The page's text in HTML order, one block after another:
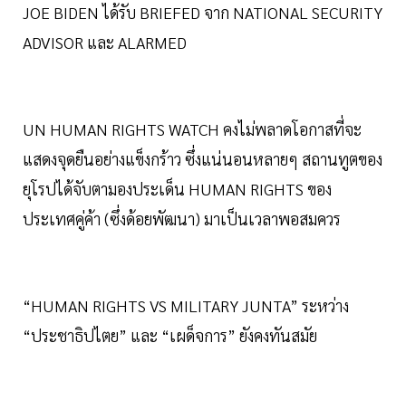
JOE BIDEN ได้รับ BRIEFED จาก NATIONAL SECURITY
ADVISOR และ ALARMED
UN HUMAN RIGHTS WATCH คงไม่พลาดโอกาสที่จะ
แสดงจุดยืนอย่างแข็งกร้าว ซึ่งแน่นอนหลายๆ สถานทูตของ
ยุโรปได้จับตามองประเด็น HUMAN RIGHTS ของ
ประเทศคู่ค้า (ซึ่งด้อยพัฒนา) มาเป็นเวลาพอสมควร
“HUMAN RIGHTS VS MILITARY JUNTA” ระหว่าง
“ประชาธิปไตย” และ “เผด็จการ” ยังคงทันสมัย